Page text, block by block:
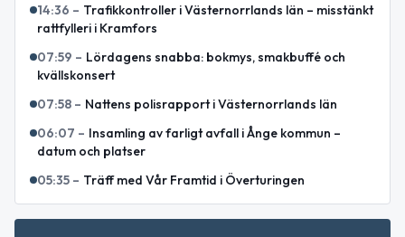
14:36 – Trafikkontroller i Västernorrlands län – misstänkt
rattfylleri i Kramfors
07:59 – Lördagens snabba: bokmys, smakbuffé och
kvällskonsert
07:58 – Nattens polisrapport i Västernorrlands län
06:07 – Insamling av farligt avfall i Ånge kommun –
datum och platser
05:35 – Träff med Vår Framtid i Överturingen